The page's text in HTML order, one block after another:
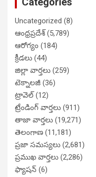
Uncategorized (8)
ఆంధ్రప్రదేశ్(5,789)
ఆరోగ్యం (184)
క్రీడలు (44)
జిల్లా వార్తలు (259)
టెక్నాలజీ (36)
ట్రావెల్(12)
ట్రేండింగ్ వార్తలు (911)
తాజా వార్తలు (19,271)
తెలంగాణ (11,181)
ప్రజా సమస్యలు (2,681)
ప్రముఖ వార్తలు (2,286)
ఫ్యాషన్ (6)